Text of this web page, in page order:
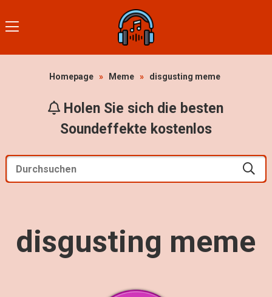
Homepage » Meme » disgusting meme
Holen Sie sich die besten
Soundeffekte kostenlos
disgusting meme